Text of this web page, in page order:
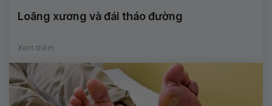
Loãng xương và đái tháo đường
Xem thêm